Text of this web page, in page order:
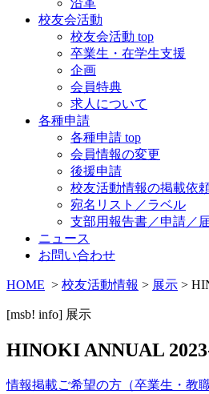
校友会活動
校友会活動 top
卒業生・在学生支援
企画
会員特典
求人について
各種申請
各種申請 top
会員情報の変更
後援申請
校友活動情報の掲載依
宛名リスト／ラベル
支部用報告書／申請／
ニュース
お問い合わせ
HOME > 校友活動情報 > 展示 >
[msb! info] 展示
HINOKI ANNUAL
情報掲載ご希望の方（卒業生・教